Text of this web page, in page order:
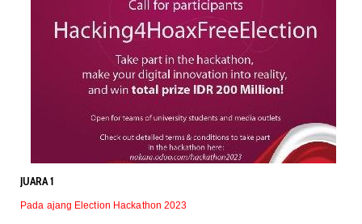
JUARA 1
Pada ajang Election Hackathon 2023